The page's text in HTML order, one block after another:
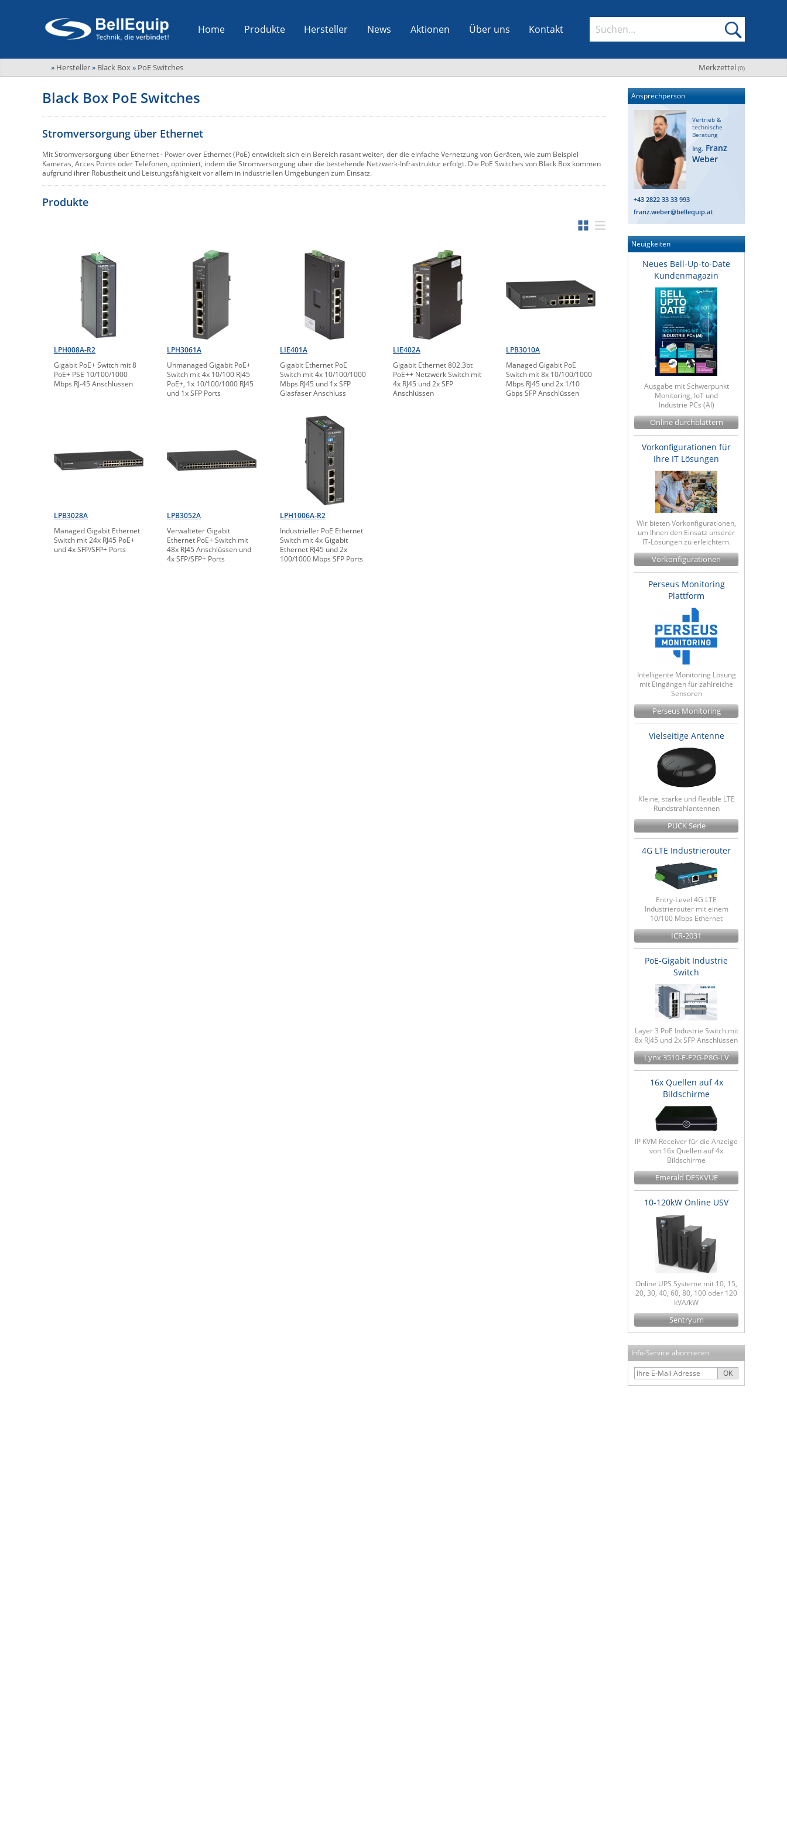
Home Produkte Hersteller News Aktionen Über uns Kontakt
Merkzettel (0)
» Hersteller» Black Box» PoE Switches
Black Box PoE Switches
Stromversorgung über Ethernet
Mit Stromversorgung über Ethernet - Power over Ethernet (PoE) entwickelt sich ein Bereich rasant weiter, der die einfache Vernetzung von Geräten, wie zum Beispiel
Kameras, Acces Points oder Telefonen, optimiert, indem die Stromversorgung über die bestehende Netzwerk-Infrastruktur erfolgt. Die PoE Switches von Black Box kommen
aufgrund ihrer Robustheit und Leistungsfähigkeit vor allem in industriellen Umgebungen zum Einsatz.
Produkte
LPH008A-R2
​Gigabit PoE+ Switch mit 8
PoE+ PSE 10/100/1000
Mbps RJ-45 Anschlüssen
LPH3061A
Unmanaged Gigabit PoE+
Switch mit 4x 10/100 RJ45
PoE+, 1x 10/100/1000 RJ45
und 1x SFP Ports
LIE401A
Gigabit Ethernet PoE
Switch mit 4x 10/100/1000
Mbps RJ45 und 1x SFP
Glasfaser Anschluss
LIE402A
Gigabit Ethernet 802.3bt
PoE++ Netzwerk Switch mit
4x RJ45 und 2x SFP
Anschlüssen
LPB3010A
Managed Gigabit PoE
Switch mit 8x 10/100/1000
Mbps RJ45 und 2x 1/10
Gbps SFP Anschlüssen
LPB3028A
Managed Gigabit Ethernet
Switch mit 24x RJ45 PoE+
und 4x SFP/SFP+ Ports
LPB3052A
Verwalteter Gigabit
Ethernet PoE+ Switch mit
48x RJ45 Anschlüssen und
4x SFP/SFP+ Ports
LPH1006A-R2
Industrieller PoE Ethernet
Switch mit 4x Gigabit
Ethernet RJ45 und 2x
100/1000 Mbps SFP Ports
Ansprechperson
Vertrieb &
technische
Beratung
Ing. Franz
Weber
+43 2822 33 33 993
franz.weber@bellequip.at
Neuigkeiten
Neues Bell-Up-to-Date
Kundenmagazin
Ausgabe mit Schwerpunkt
Monitoring, IoT und
Industrie PCs (AI)
Online durchblättern
Vorkonfigurationen für
Ihre IT Lösungen
Wir bieten Vorkonfigurationen,
um Ihnen den Einsatz unserer
IT-Lösungen zu erleichtern.
Vorkonfigurationen
Perseus Monitoring
Plattform
Intelligente Monitoring Lösung
mit Eingängen für zahlreiche
Sensoren
Perseus Monitoring
Vielseitige Antenne
Kleine, starke und flexible LTE
Rundstrahlantennen
PUCK Serie
4G LTE Industrierouter
Entry-Level 4G LTE
Industrierouter mit einem
10/100 Mbps Ethernet
ICR-2031
PoE-Gigabit Industrie
Switch
Layer 3 PoE Industrie Switch mit
8x RJ45 und 2x SFP Anschlüssen
Lynx 3510-E-F2G-P8G-LV
16x Quellen auf 4x
Bildschirme
IP KVM Receiver für die Anzeige
von 16x Quellen auf 4x
Bildschirme
Emerald DESKVUE
10-120kW Online USV
Online UPS Systeme mit 10, 15,
20, 30, 40, 60, 80, 100 oder 120
kVA/kW
Sentryum
Info-Service abonnieren
OK